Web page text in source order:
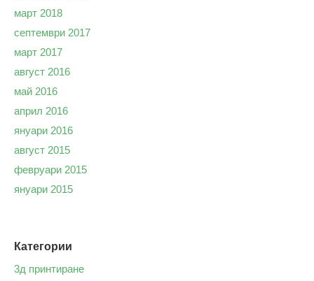
март 2018
септември 2017
март 2017
август 2016
май 2016
април 2016
януари 2016
август 2015
февруари 2015
януари 2015
Категории
3д принтиране